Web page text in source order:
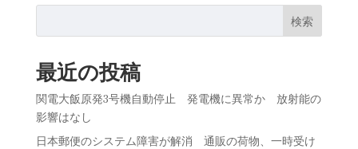
検索
最近の投稿
関電大飯原発3号機自動停止 発電機に異常か 放射能の
影響はなし
日本郵便のシステム障害が解消 通販の荷物、一時受け